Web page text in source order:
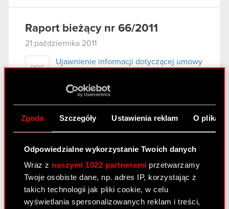
Zgoda Szczegóły Ustawienia reklam O
Odpowiedzialne wykorzystanie Twoich danych
Wraz z naszymi 1022 partnerami przetwarzamy
Twoje osobiste dane, np. adres IP, korzystając z
takich technologii jak pliki cookie, w celu
wyświetlania spersonalizowanych reklam i treści,
Raport bieżący nr 66/2011
21 października 2011
PDF
Ujawnienie informacji dotyczącej umowy
Raport bieżący nr 66/2011
Raport bieżący nr 65/2011
3 października 2011
Powołanie Pana Adama Badowskiego